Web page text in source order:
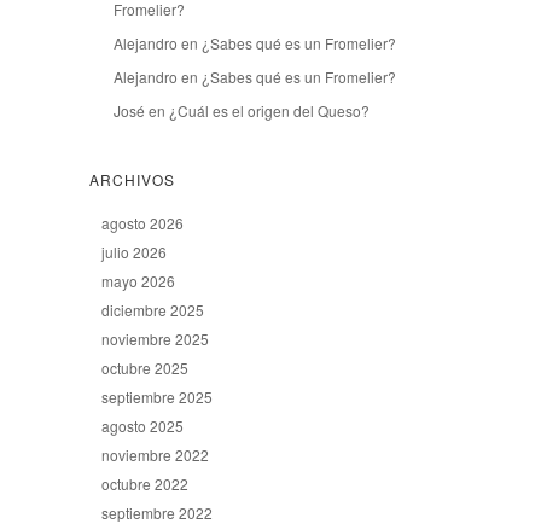
Fromelier?
Alejandro en ¿Sabes qué es un Fromelier?
Alejandro en ¿Sabes qué es un Fromelier?
José en ¿Cuál es el origen del Queso?
ARCHIVOS
agosto 2026
julio 2026
mayo 2026
diciembre 2025
noviembre 2025
octubre 2025
septiembre 2025
agosto 2025
noviembre 2022
octubre 2022
septiembre 2022